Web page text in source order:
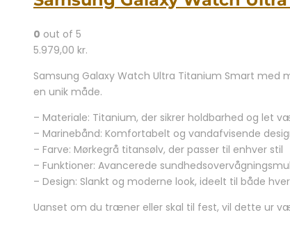
0 out of 5
5.979,00 kr.
Samsung Galaxy Watch Ultra Titanium Smart
en unik måde.
– Materiale: Titanium, der sikrer holdbarhed og let
– Marinebånd: Komfortabelt og vandafvisende
– Farve: Mørkegrå titansølv, der passer til enhver stil
– Funktioner: Avancerede
– Design: Slankt og moderne look, ideelt til både
Uanset om du træner eller skal til fest, vil dette ur